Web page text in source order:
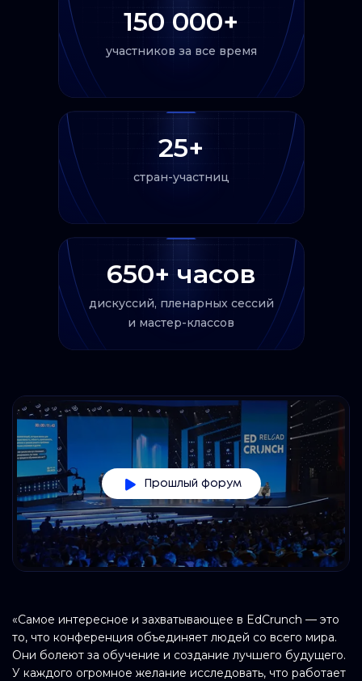
150 000+
участников за все время
25+
стран-участниц
650+ часов
дискуссий, пленарных сессий
и мастер-классов
Прошлый форум
«Самое интересное и захватывающее в EdCrunch — это
то, что конференция объединяет людей со всего мира.
Они болеют за обучение и создание лучшего будущего.
У каждого огромное желание исследовать, что работает